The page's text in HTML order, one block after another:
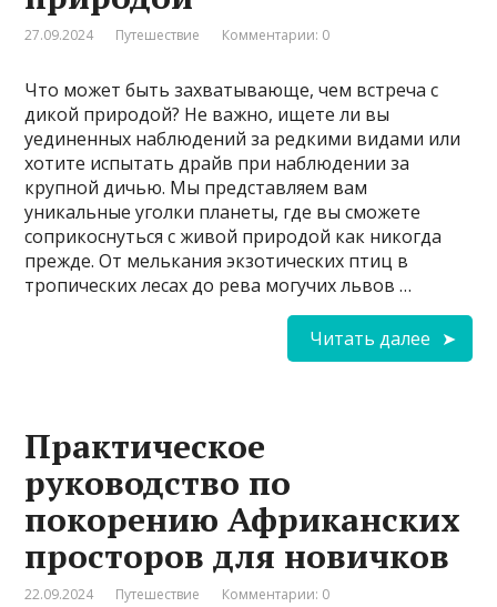
27.09.2024 Путешествие Комментарии: 0
Что может быть захватывающе, чем встреча с
дикой природой? Не важно, ищете ли вы
уединенных наблюдений за редкими видами или
хотите испытать драйв при наблюдении за
крупной дичью. Мы представляем вам
уникальные уголки планеты, где вы сможете
соприкоснуться с живой природой как никогда
прежде. От мелькания экзотических птиц в
тропических лесах до рева могучих львов …
Читать далее
Практическое
руководство по
покорению Африканских
просторов для новичков
22.09.2024 Путешествие Комментарии: 0